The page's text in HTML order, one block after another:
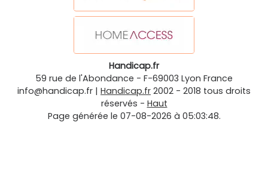
Handicap.fr
59 rue de l'Abondance - F-69003 Lyon France
info@handicap.fr | Handicap.fr 2002 - 2018 tous droits
réservés - Haut
Page générée le 07-08-2026 à 05:03:48.